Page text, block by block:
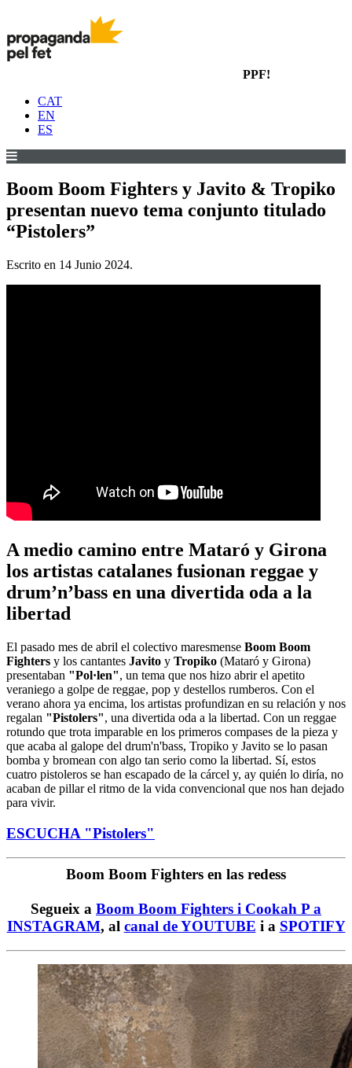
PPF!
CAT
EN
ES
Boom Boom Fighters y Javito & Tropiko
presentan nuevo tema conjunto titulado
“Pistolers”
Escrito en 14 Junio 2024.
A medio camino entre Mataró y Girona
los artistas catalanes fusionan reggae y
drum’n’bass en una divertida oda a la
libertad
El pasado mes de abril el colectivo maresmense Boom Boom
Fighters y los cantantes Javito y Tropiko (Mataró y Girona)
presentaban "Pol·len", un tema que nos hizo abrir el apetito
veraniego a golpe de reggae, pop y destellos rumberos. Con el
verano ahora ya encima, los artistas profundizan en su relación y nos
regalan "Pistolers", una divertida oda a la libertad. Con un reggae
rotundo que trota imparable en los primeros compases de la pieza y
que acaba al galope del drum'n'bass, Tropiko y Javito se lo pasan
bomba y bromean con algo tan serio como la libertad. Sí, estos
cuatro pistoleros se han escapado de la cárcel y, ay quién lo diría, no
acaban de pillar el ritmo de la vida convencional que nos han dejado
para vivir.
ESCUCHA "Pistolers"
Boom Boom Fighters en las redess
Segueix a Boom Boom Fighters i Cookah P a
INSTAGRAM, al canal de YOUTUBE i a SPOTIFY